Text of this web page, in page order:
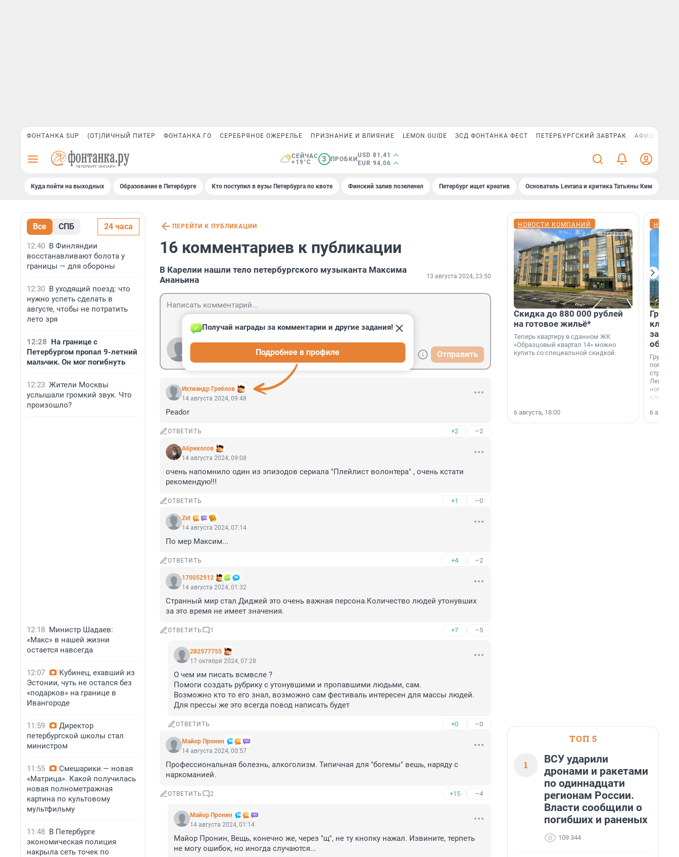
ФОНТАНКА SUP (ОТ)ЛИЧНЫЙ ПИТЕР ФОНТАНКА ГО СЕРЕБРЯНОЕ ОЖЕРЕЛЬЕ ПРИЗНАНИЕ И ВЛИЯНИЕ LEMON GUIDE ЗСД ФОНТАНКА ФЕСТ ПЕТЕРБУРГСКИЙ ЗАВТРАК АФИША PLUS
СЕЙЧАС
+19°C
3 ПРОБКИ
USD 81,41
EUR 94,06
Куда пойти на выходных Образование в Петербурге Кто поступил в вузы Петербурга по квоте Финский залив позеленел Петербург ищет креатив Основатель Levrana и критика Татьяны Ким
Все СПБ 24 часа
12:40 В Финляндии
восстанавливают болота у
границы — для обороны
12:30 В уходящий поезд: что
нужно успеть сделать в
августе, чтобы не потратить
лето зря
12:28 На границе с
Петербургом пропал 9-летний
мальчик. Он мог погибнуть
12:23 Жители Москвы
услышали громкий звук. Что
произошло?
12:18 Министр Шадаев:
«Макс» в нашей жизни
остается навсегда
12:07
Кубинец, ехавший из
Эстонии, чуть не остался без
«подарков» на границе в
Ивангороде
11:59
Директор
петербургской школы стал
министром
11:55
Смешарики — новая
«Матрица». Какой получилась
новая полнометражная
картина по культовому
мультфильму
11:48 В Петербурге
экономическая полиция
накрыла сеть точек по
ПЕРЕЙТИ К ПУБЛИКАЦИИ
16 комментариев к публикации
В Карелии нашли тело петербургского музыканта Максима
Ананьина
13 августа 2024, 23:50
Гость
Отправить
Ихтиандр Греблов
Получай награды за комментарии и другие задания!
Подробнее в профиле
14 августа 2024, 09:48
Peador
ОТВЕТИТЬ +2 –2
Абрикосов
14 августа 2024, 09:08
очень напомнило один из эпизодов сериала "Плейлист волонтера" , очень кстати
рекомендую!!!
ОТВЕТИТЬ +1 –0
Zet
14 августа 2024, 07:14
По мер Максим...
ОТВЕТИТЬ +4 –2
170052912
14 августа 2024, 01:32
Странный мир стал.Диджей это очень важная персона.Количество людей утонувших
за это время не имеет значения.
ОТВЕТИТЬ 1 +7 –5
282577755
17 октября 2024, 07:28
О чем им писать всмвсле ?
Помоги создать рубрику с утонувшими и пропавшими людьми, сам.
Возможно кто то его знал, возможно сам фестиваль интересен для массы людей.
Для прессы же это всегда повод написать будет
ОТВЕТИТЬ +0 –0
Майор Пронин
14 августа 2024, 00:57
Профессиональная болезнь, алкоголизм. Типичная для "богемы" вешь, наряду с
наркоманией.
ОТВЕТИТЬ 2 +15 –4
Майор Пронин
14 августа 2024, 01:14
Майор Пронин, Вещь, конечно же, через "щ", не ту кнопку нажал. Извините, терпеть
не могу ошибок, но иногда случаются...
НОВОСТИ КОМПАНИЙ
Скидка до 880 000 рублей
на готовое жильё*
Теперь квартиру в сданном ЖК
«Образцовый квартал 14» можно
купить со специальной скидкой.
6 августа, 18:00
Группа
области».
6
ТОП 5
1
ВСУ ударили
дронами и ракетами
по одиннадцати
регионам России.
Власти сообщили о
погибших и раненых
109 344